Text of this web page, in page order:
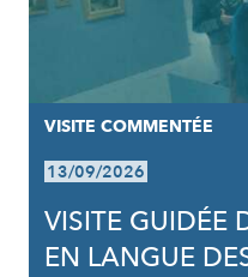
VISITE COMMENTÉE
13/09/2026
VISITE GUIDÉE
EN LANGUE